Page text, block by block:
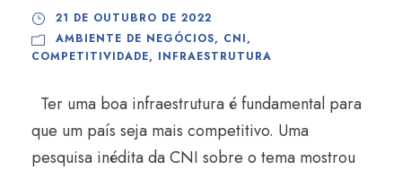
21 DE OUTUBRO DE 2022
AMBIENTE DE NEGÓCIOS, CNI,
COMPETITIVIDADE, INFRAESTRUTURA
Ter uma boa infraestrutura é fundamental para
que um país seja mais competitivo. Uma
pesquisa inédita da CNI sobre o tema mostrou